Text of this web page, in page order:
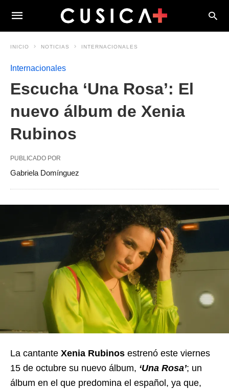
INICIO NOTICIAS INTERNACIONALES
Internacionales
Escucha ‘Una Rosa’: El
nuevo álbum de Xenia
Rubinos
PUBLICADO POR
Gabriela Domínguez
La cantante Xenia Rubinos estrenó este viernes
15 de octubre su nuevo álbum, ‘Una Rosa’; un
álbum en el que predomina el español, ya que,